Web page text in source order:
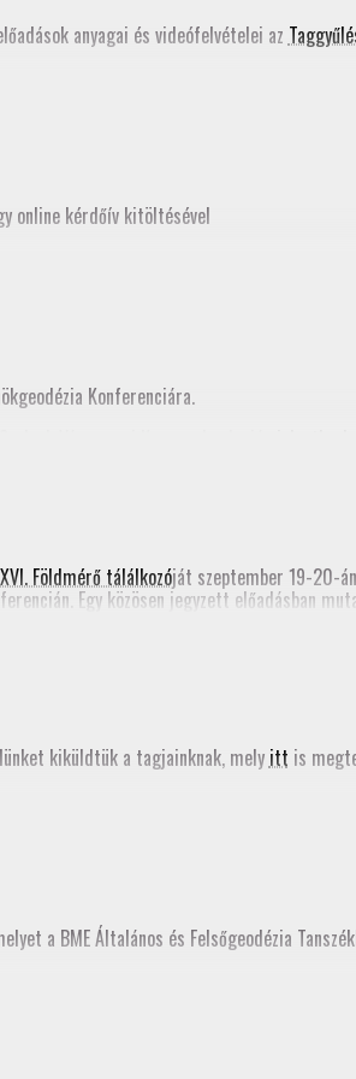
szakmai továbbképzés programjában is
anyagai és videófelvételei az
online kérdőív kitöltésével
Konferenciára.
Földmérő tálálkozóját szeptember 19-20-
Egy közösen jegyzett előadásban
kiküldtük a tagjainknak, mely itt is
a BME Általános és Felsőgeodézia